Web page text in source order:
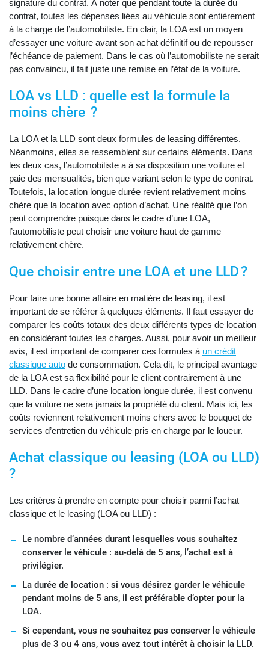
signature du contrat. À noter que pendant toute la durée du
contrat, toutes les dépenses liées au véhicule sont entièrement
à la charge de l’automobiliste. En clair, la LOA est un moyen
d’essayer une voiture avant son achat définitif ou de repousser
l’échéance de paiement. Dans le cas où l’automobiliste ne serait
pas convaincu, il fait juste une remise en l’état de la voiture.
LOA vs LLD : quelle est la formule la
moins chère ?
La LOA et la LLD sont deux formules de leasing différentes.
Néanmoins, elles se ressemblent sur certains éléments. Dans
les deux cas, l’automobiliste a à sa disposition une voiture et
paie des mensualités, bien que variant selon le type de contrat.
Toutefois, la location longue durée revient relativement moins
chère que la location avec option d’achat. Une réalité que l’on
peut comprendre puisque dans le cadre d’une LOA,
l’automobiliste peut choisir une voiture haut de gamme
relativement chère.
Que choisir entre une LOA et une LLD ?
Pour faire une bonne affaire en matière de leasing, il est
important de se référer à quelques éléments. Il faut essayer de
comparer les coûts totaux des deux différents types de location
en considérant toutes les charges. Aussi, pour avoir un meilleur
avis, il est important de comparer ces formules à un crédit
classique auto de consommation. Cela dit, le principal avantage
de la LOA est sa flexibilité pour le client contrairement à une
LLD. Dans le cadre d’une location longue durée, il est convenu
que la voiture ne sera jamais la propriété du client. Mais ici, les
coûts reviennent relativement moins chers avec le bouquet de
services d’entretien du véhicule pris en charge par le loueur.
Achat classique ou leasing (LOA ou LLD)
?
Les critères à prendre en compte pour choisir parmi l’achat
classique et le leasing (LOA ou LLD) :
Le nombre d’années durant lesquelles vous souhaitez
conserver le véhicule : au-delà de 5 ans, l’achat est à
privilégier.
La durée de location : si vous désirez garder le véhicule
pendant moins de 5 ans, il est préférable d’opter pour la
LOA.
Si cependant, vous ne souhaitez pas conserver le véhicule
plus de 3 ou 4 ans, vous avez tout intérêt à choisir la LLD.